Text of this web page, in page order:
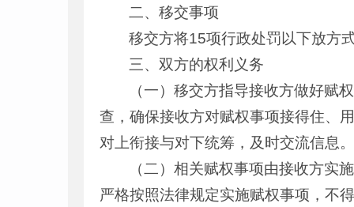
二、移交事项
移交方将15项行政处罚以下放方
三、双方的权利义务
（一）移交方指导接收方做好赋
查，确保接收方对赋权事项接得住、
对上衔接与对下统筹，及时交流信息。
（二）相关赋权事项由接收方实
严格按照法律规定实施赋权事项，不